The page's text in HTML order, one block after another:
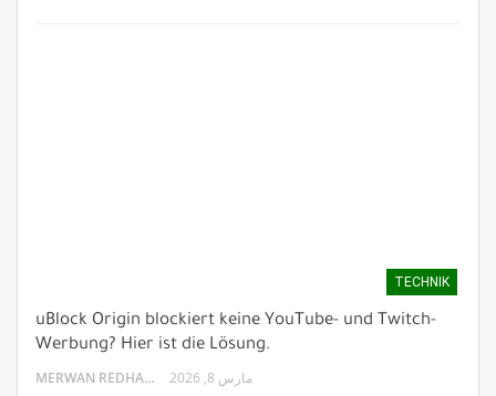
TECHNIK
uBlock Origin blockiert keine YouTube- und Twitch-
Werbung? Hier ist die Lösung.
MERWAN REDHA
مارس 8, 2026